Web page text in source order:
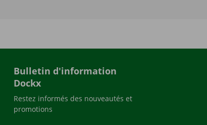
Bulletin d'information
Dockx
Restez informés des nouveautés et
promotions